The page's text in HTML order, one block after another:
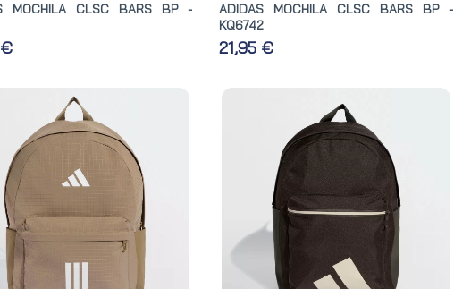
MOCHILA CLSC BARS BP -
ADIDAS MOCHILA CLSC BARS BP -
KQ6742
21,95 €